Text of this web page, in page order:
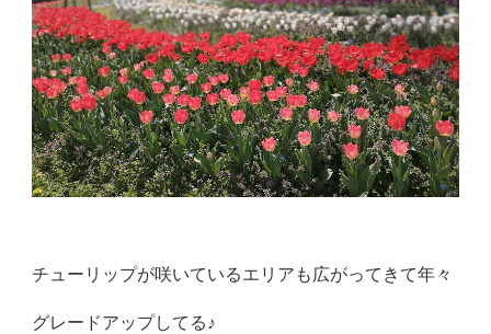
チューリップが咲いているエリアも広がってきて年々
グレードアップしてる♪